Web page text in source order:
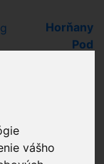
vášho
Horňany
Pod
Rodinné domy
Chalupy